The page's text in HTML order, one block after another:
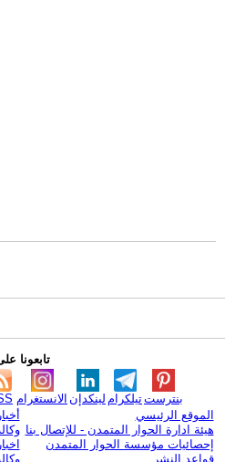
تابعونا
الانستغرام لينكدإن تيلكرامبنترست
الموقع الرئيسي
هيئة ادارة الحوار المتمدن - للإتصال بنا
إحصائيات مؤسسة الحوار المتمدن
قواعد النشر